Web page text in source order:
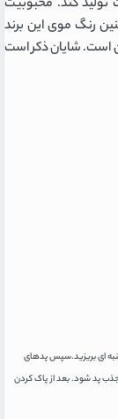
تولید کند. محبوبیت
رنگ موی این برند
است. شایان ذکر است
ای بریزید.سپس پدهای
پد شود. بعد از پاک کردن